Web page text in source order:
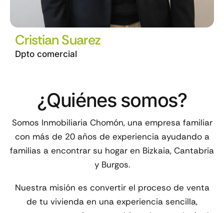
Cristian Suarez
Dpto comercial
¿Quiénes somos?
Somos Inmobiliaria Chomón, una empresa familiar
con más de 20 años de experienciaayudando a
familias a encontrar su hogar en Bizkaia, Cantabria
y Burgos.
Nuestra misión es convertir el proceso de venta
de tu vivienda en una experiencia sencilla,